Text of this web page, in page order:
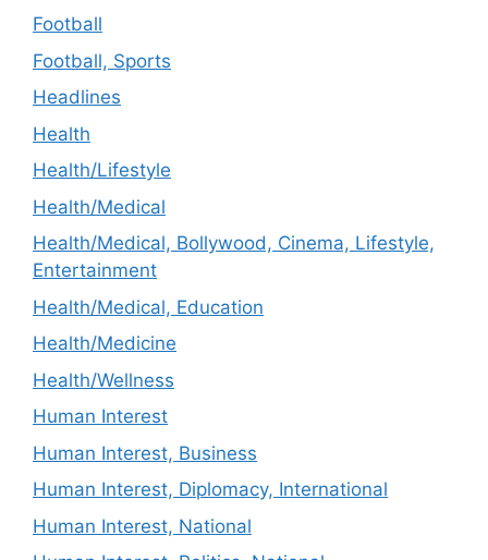
Football
Football, Sports
Headlines
Health
Health/Lifestyle
Health/Medical
Health/Medical, Bollywood, Cinema, Lifestyle,
Entertainment
Health/Medical, Education
Health/Medicine
Health/Wellness
Human Interest
Human Interest, Business
Human Interest, Diplomacy, International
Human Interest, National